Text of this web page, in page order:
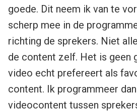
goede. Dit neem ik van te
scherp mee in de
richting de sprekers. Niet
de content zelf. Het is geen
video echt prefereert als
content. Ik programmeer
videocontent tussen